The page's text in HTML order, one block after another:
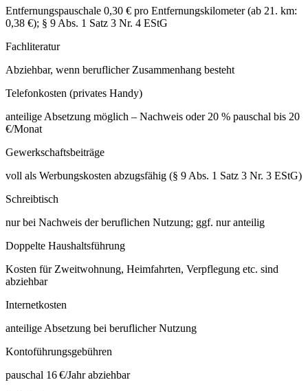
Entfernungspauschale 0,30 € pro Entfernungskilometer (ab 21. km:
0,38 €); § 9 Abs. 1 Satz 3 Nr. 4 EStG
Fachliteratur
Abziehbar, wenn beruflicher Zusammenhang besteht
Telefonkosten (privates Handy)
anteilige Absetzung möglich – Nachweis oder 20 % pauschal bis 20
€/Monat
Gewerkschaftsbeiträge
voll als Werbungskosten abzugsfähig (§ 9 Abs. 1 Satz 3 Nr. 3 EStG)
Schreibtisch
nur bei Nachweis der beruflichen Nutzung; ggf. nur anteilig
Doppelte Haushaltsführung
Kosten für Zweitwohnung, Heimfahrten, Verpflegung etc. sind
abziehbar
Internetkosten
anteilige Absetzung bei beruflicher Nutzung
Kontoführungsgebühren
pauschal 16 €/Jahr abziehbar